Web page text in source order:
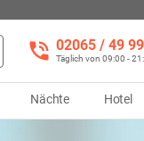
02065 / 49
Täglich von 09:00 -
Nächte Hotel